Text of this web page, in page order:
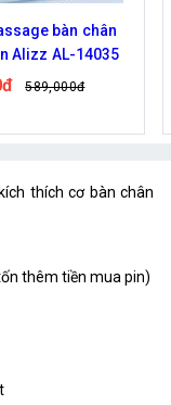
bàn chân
Alizz AL-14035
589,000đ
thích cơ bàn chân
thêm tiền mua pin)